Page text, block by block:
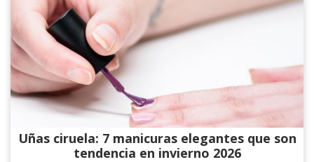
Uñas ciruela: 7 manicuras elegantes que son
tendencia en invierno 2026